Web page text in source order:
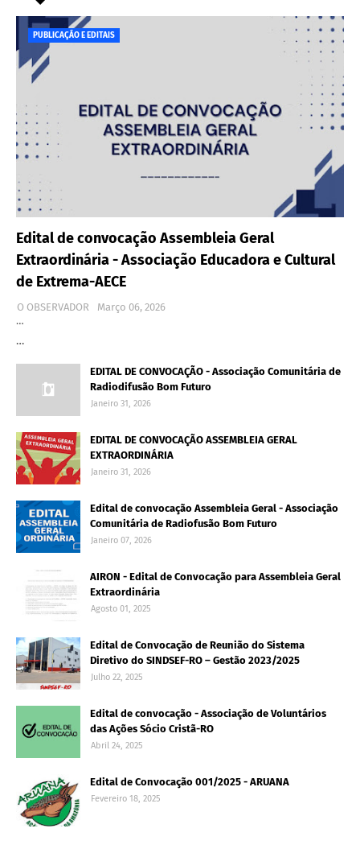
PUBLICAÇÃO E EDITAIS
Edital de convocação Assembleia Geral
Extraordinária - Associação Educadora e Cultural
de Extrema-AECE
O OBSERVADOR
Março 06, 2026
…
…
EDITAL DE CONVOCAÇÃO - Associação Comunitária de
Radiodifusão Bom Futuro
Janeiro 31, 2026
EDITAL DE CONVOCAÇÃO ASSEMBLEIA GERAL
EXTRAORDINÁRIA
Janeiro 31, 2026
Edital de convocação Assembleia Geral - Associação
Comunitária de Radiofusão Bom Futuro
Janeiro 07, 2026
AIRON - Edital de Convocação para Assembleia Geral
Extraordinária
Agosto 01, 2025
Edital de Convocação de Reunião do Sistema
Diretivo do SINDSEF-RO – Gestão 2023/2025
Julho 22, 2025
Edital de convocação - Associação de Voluntários
das Ações Sócio Cristã-RO
Abril 24, 2025
Edital de Convocação 001/2025 - ARUANA
Fevereiro 18, 2025